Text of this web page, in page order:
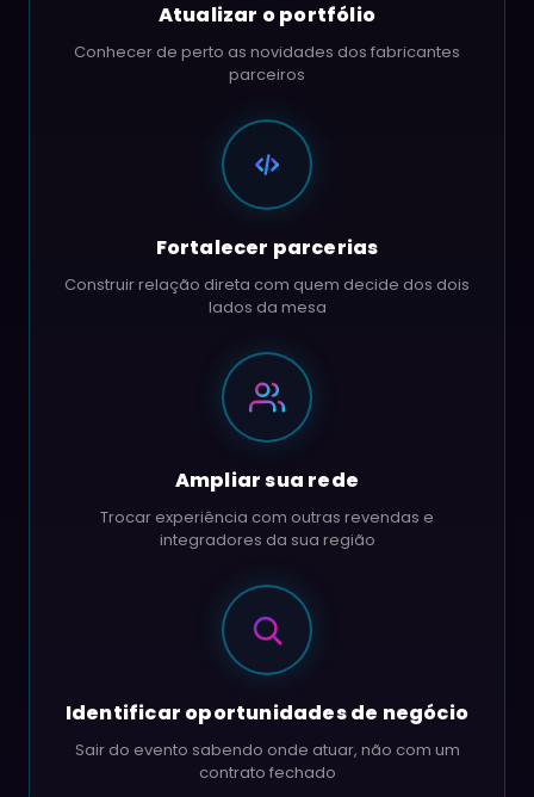
Atualizar o portfólio
Conhecer de perto as novidades dos fabricantes
parceiros
Fortalecer parcerias
Construir relação direta com quem decide dos dois
lados da mesa
Ampliar sua rede
Trocar experiência com outras revendas e
integradores da sua região
Identificar oportunidades de negócio
Sair do evento sabendo onde atuar, não com um
contrato fechado